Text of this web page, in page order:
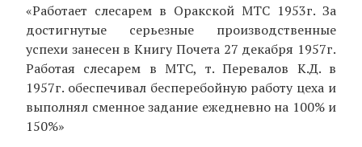
«Работает слесарем в Оракской МТС 1953г. За
достигнутые серьезные производственные
успехи занесен в Книгу Почета 27 декабря 1957г.
Работая слесарем в МТС, т. Перевалов К.Д. в
1957г. обеспечивал бесперебойную работу цеха и
выполнял сменное задание ежедневно на 100% и
150%»